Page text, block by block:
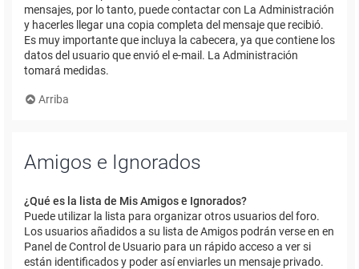
mensajes, por lo tanto, puede contactar con La Administración
y hacerles llegar una copia completa del mensaje que recibió.
Es muy importante que incluya la cabecera, ya que contiene los
datos del usuario que envió el e-mail. La Administración
tomará medidas.
Arriba
Amigos e Ignorados
¿Qué es la lista de Mis Amigos e Ignorados?
Puede utilizar la lista para organizar otros usuarios del foro.
Los usuarios añadidos a su lista de Amigos podrán verse en en
Panel de Control de Usuario para un rápido acceso a ver si
están identificados y poder así enviarles un mensaje privado.